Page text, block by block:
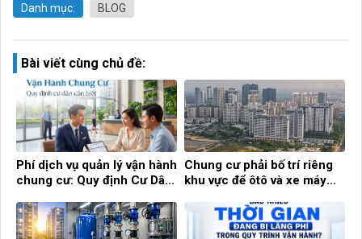
Danh mục: BLOG
Bài viết cùng chủ đề:
Phí dịch vụ quản lý vận hành
chung cư: Quy định Cư Dân
Chung cư phải bố trí riêng
khu vực để ôtô và xe máy